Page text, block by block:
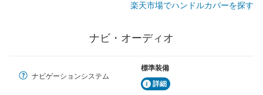
楽天市場でハンドルカバーを探す
ナビ・オーディオ
ナビゲーションシステム
標準装備
詳細